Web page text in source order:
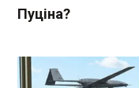
Пуціна?